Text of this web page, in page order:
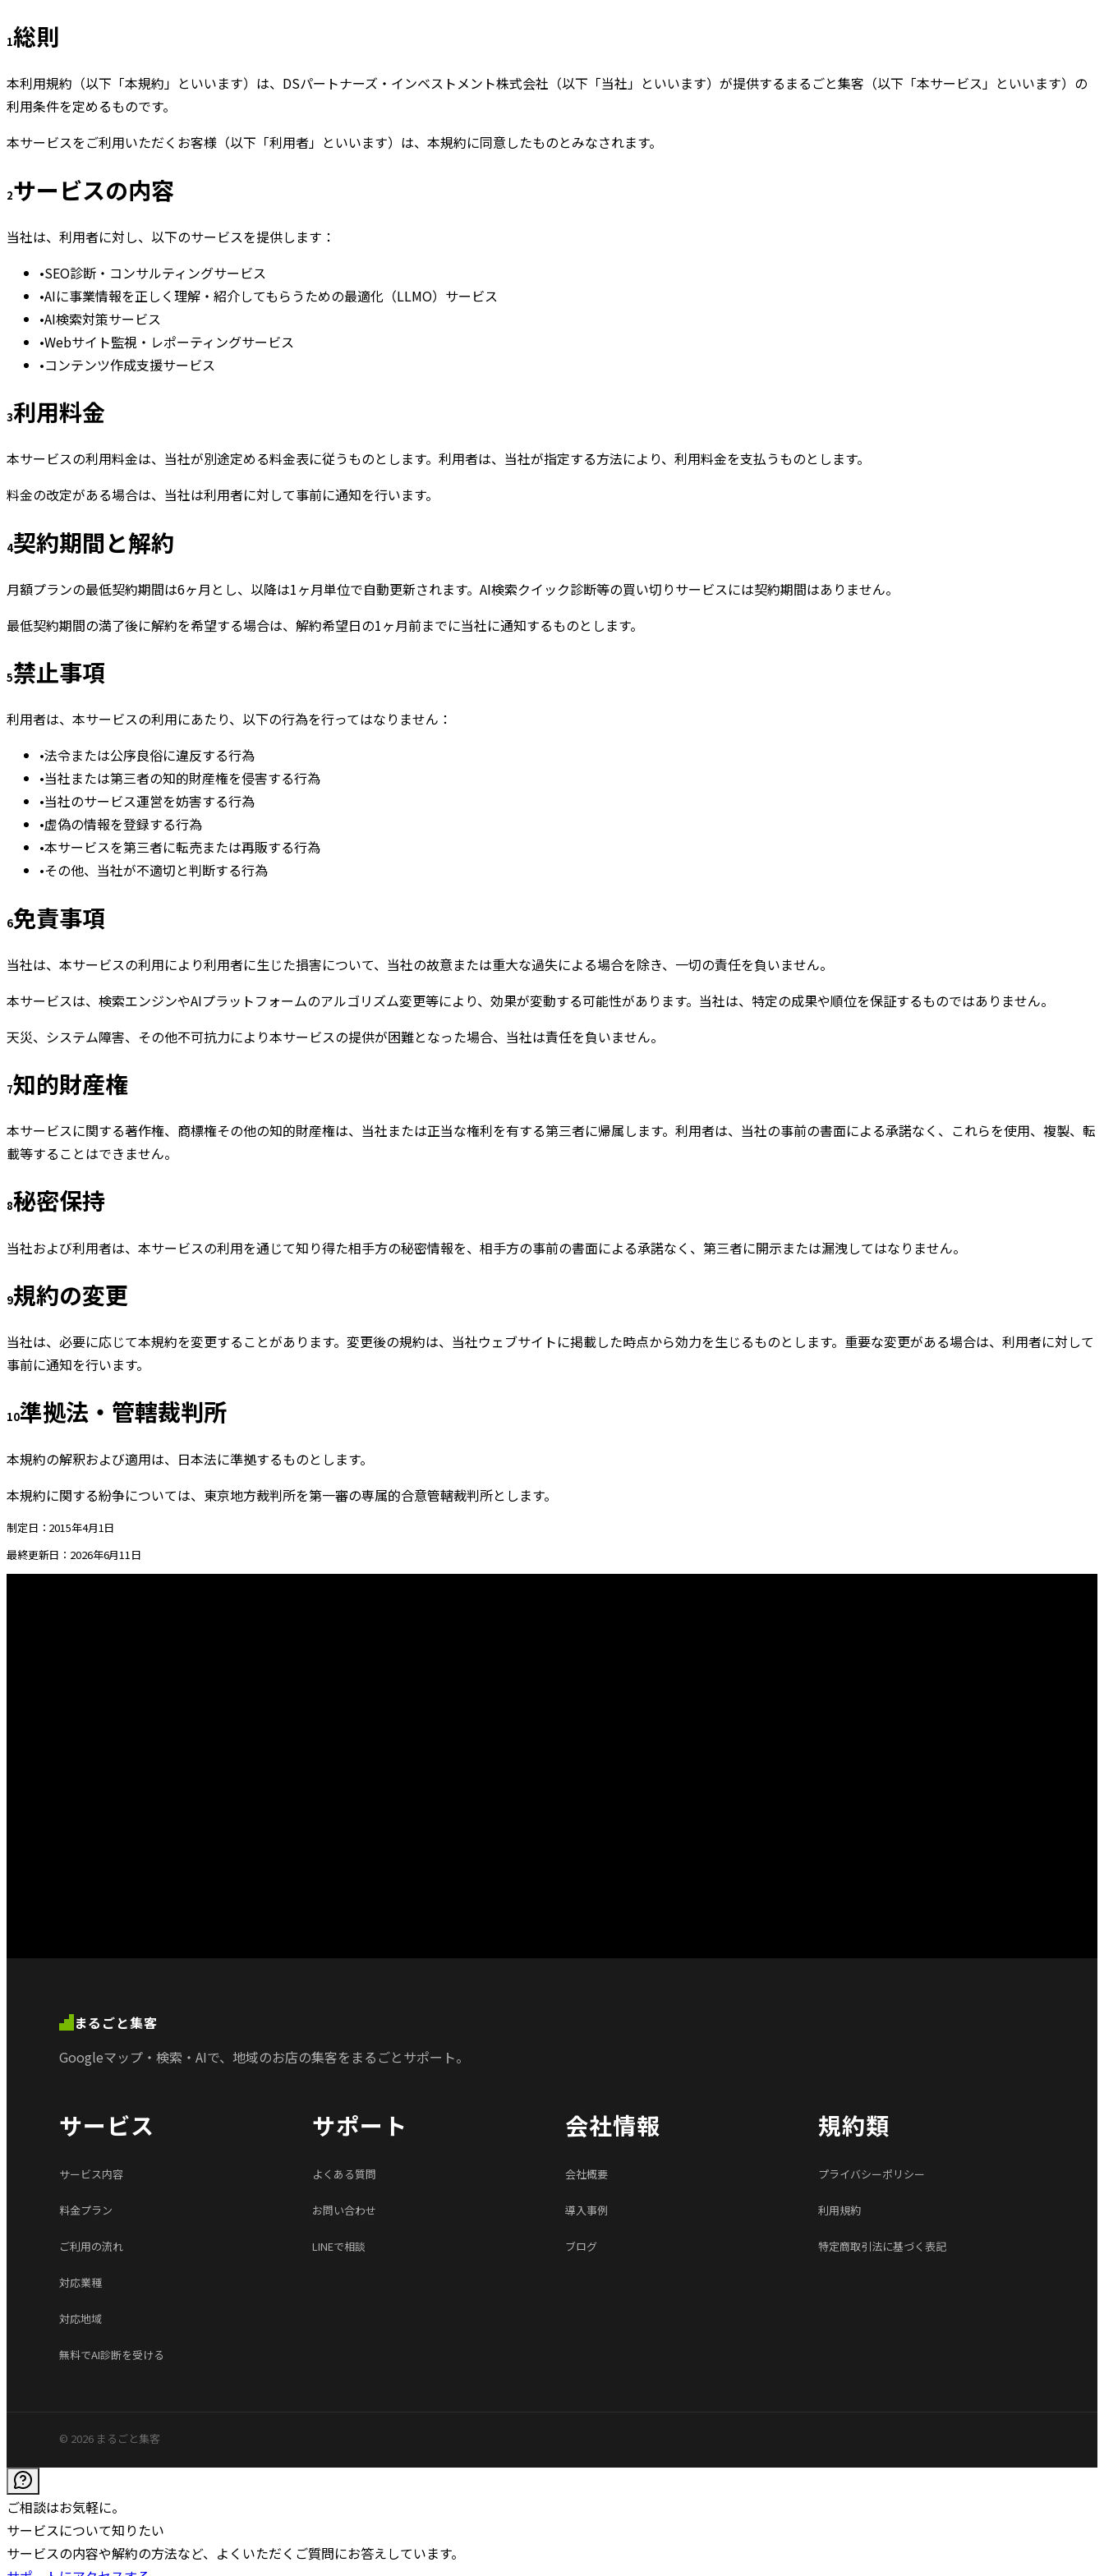
1総則
本利用規約（以下「本規約」といいます）は、DSパートナーズ・インベストメント株式会社（以下「当社」といいます）が提供するまるごと集客（以下「本サービス」といいます）の
利用条件を定めるものです。
本サービスをご利用いただくお客様（以下「利用者」といいます）は、本規約に同意したものとみなされます。
2サービスの内容
当社は、利用者に対し、以下のサービスを提供します：
•SEO診断・コンサルティングサービス
•AIに事業情報を正しく理解・紹介してもらうための最適化（LLMO）サービス
•AI検索対策サービス
•Webサイト監視・レポーティングサービス
•コンテンツ作成支援サービス
3利用料金
本サービスの利用料金は、当社が別途定める料金表に従うものとします。利用者は、当社が指定する方法により、利用料金を支払うものとします。
料金の改定がある場合は、当社は利用者に対して事前に通知を行います。
4契約期間と解約
月額プランの最低契約期間は6ヶ月とし、以降は1ヶ月単位で自動更新されます。AI検索クイック診断等の買い切りサービスには契約期間はありません。
最低契約期間の満了後に解約を希望する場合は、解約希望日の1ヶ月前までに当社に通知するものとします。
5禁止事項
利用者は、本サービスの利用にあたり、以下の行為を行ってはなりません：
•法令または公序良俗に違反する行為
•当社または第三者の知的財産権を侵害する行為
•当社のサービス運営を妨害する行為
•虚偽の情報を登録する行為
•本サービスを第三者に転売または再販する行為
•その他、当社が不適切と判断する行為
6免責事項
当社は、本サービスの利用により利用者に生じた損害について、当社の故意または重大な過失による場合を除き、一切の責任を負いません。
本サービスは、検索エンジンやAIプラットフォームのアルゴリズム変更等により、効果が変動する可能性があります。当社は、特定の成果や順位を保証するものではありません。
天災、システム障害、その他不可抗力により本サービスの提供が困難となった場合、当社は責任を負いません。
7知的財産権
本サービスに関する著作権、商標権その他の知的財産権は、当社または正当な権利を有する第三者に帰属します。利用者は、当社の事前の書面による承諾なく、これらを使用、複製、転
載等することはできません。
8秘密保持
当社および利用者は、本サービスの利用を通じて知り得た相手方の秘密情報を、相手方の事前の書面による承諾なく、第三者に開示または漏洩してはなりません。
9規約の変更
当社は、必要に応じて本規約を変更することがあります。変更後の規約は、当社ウェブサイトに掲載した時点から効力を生じるものとします。重要な変更がある場合は、利用者に対して
事前に通知を行います。
10準拠法・管轄裁判所
本規約の解釈および適用は、日本法に準拠するものとします。
本規約に関する紛争については、東京地方裁判所を第一審の専属的合意管轄裁判所とします。
制定日：2015年4月1日
最終更新日：2026年6月11日
まるごと集客
Googleマップ・検索・AIで、 地域のお店の集客を まるごとサポート。
サービス
サービス内容
料金プラン
ご利用の流れ
対応業種
対応地域
無料でAI診断を受ける
サポート
よくある質問
お問い合わせ
LINEで相談
会社情報
会社概要
導入事例
ブログ
規約類
プライバシーポリシー
利用規約
特定商取引法に基づく表記
© 2026 まるごと集客
ご相談はお気軽に。
サービスについて知りたい
サービスの内容や解約の方法など、よくいただくご質問にお答えしています。